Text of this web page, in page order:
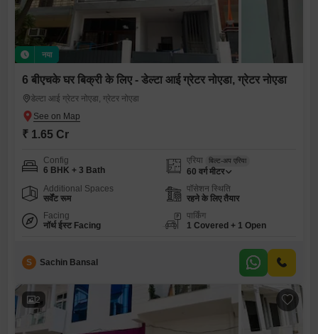
नया
6 बीएचके घर बिक्री के लिए - डेल्टा आई ग्रेटर नोएडा, ग्रेटर नोएडा
डेल्टा आई ग्रेटर नोएडा, ग्रेटर नोएडा
₹ 1.65 Cr
Config
6 BHK + 3 Bath
एरिया बिल्ट-अप एरिया
60 वर्ग मीटर
Additional Spaces
सर्वेंट रूम
पॉसेशन स्थिति
रहने के लिए तैयार
Facing
नॉर्थ ईस्ट Facing
पार्किंग
1 Covered + 1 Open
S Sachin Bansal
2